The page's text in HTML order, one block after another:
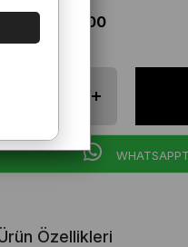
$ 25.00
Özellikleri